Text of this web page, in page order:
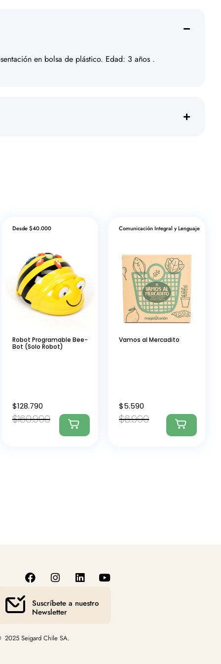
en bolsa de plástico. Edad: 3 años .
Desde $40.000
Robot Programable Bee-
Bot (Solo Robot)
$160.990
$128.790
Comunicación Integral y Lenguaje
Vamos al Mercadito
$6.990
$5.590
Suscríbete a nuestro
Newsletter
Seigard Chile SA.